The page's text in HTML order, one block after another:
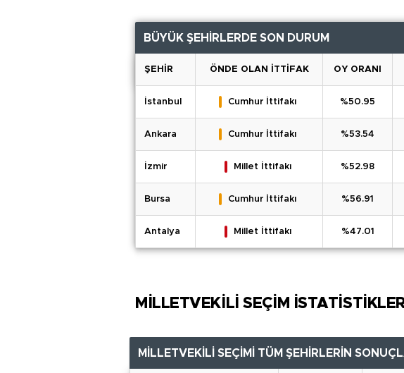
BÜYÜK ŞEHİRLERDE SON DURUM
ŞEHİR ÖNDE OLAN İTTİFAK OY ORANI
İstanbul Cumhur İttifakı %50.95
Ankara Cumhur İttifakı %53.54
İzmir Millet İttifakı %52.98
Bursa Cumhur İttifakı %56.91
Antalya Millet İttifakı %47.01
MİLLETVEKİLİ SEÇİM
MİLLETVEKİLİ SEÇİMİ TÜM ŞEHİRLERİN